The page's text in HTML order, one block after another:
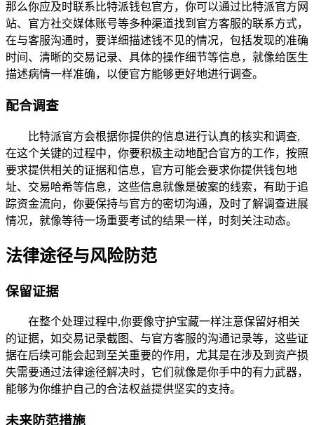
那么你应及时联系比特派钱包官方，你可以通过比特派官方网
站、官方社交媒体账号等多种渠道找到官方客服的联系方式，
在与客服沟通时，要详细描述钱不见的情况，包括发现的准确
时间、清晰的交易记录、具体的操作细节等信息，就像给医生
描述病情一样准确，以便官方能够更好地进行调查。
配合调查
比特派官方会根据你提供的信息进行认真的核实和调查,
在这个关键的过程中，你要积极主动地配合官方的工作，按照
要求提供相关的证据和信息，官方可能会要求你提供钱包地
址、交易哈希等信息，这些信息就像是破案的线索，有助于追
踪资金流向，你要保持与官方的密切沟通，及时了解调查进展
情况，就像等待一场重要考试的结果一样，时刻关注动态。
法律途径与风险防范
保留证据
在整个处理过程中,你要像守护宝藏一样注意保留好相关
的证据，如交易记录截图、与官方客服的沟通记录等，这些证
据在后续可能会起到至关重要的作用，尤其是在涉及到资产损
失需要通过法律途径解决时，它们就像是你手中的有力武器，
能够为你维护自己的合法权益提供坚实的支持。
未来防范措施